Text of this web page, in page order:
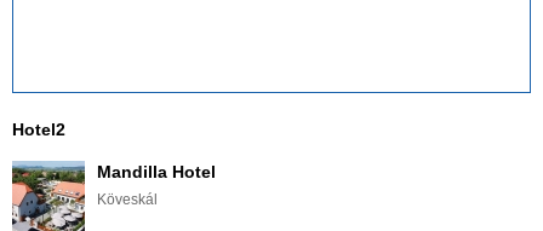
Hotel2
Mandilla Hotel
Köveskál